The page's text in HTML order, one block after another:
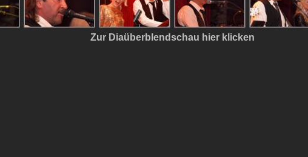
Zur Diaüberblendschau hier klicken